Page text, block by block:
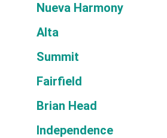
Nueva Harmony
Alta
Summit
Fairfield
Brian Head
Independence